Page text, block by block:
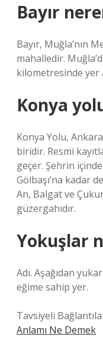
Bayır
Bayır, Muğla’nın
mahalledir.
kilometresinde yer
Konya
Konya Yolu,
biridir. Resmi
geçer. Şehrin
Gölbaşı’na kadar
An, Balgat ve
güzergahıdır.
Yokuşlar
Adı. Aşağıdan
eğime sahip yer.
Tavsiyeli
Anlamı Ne Demek